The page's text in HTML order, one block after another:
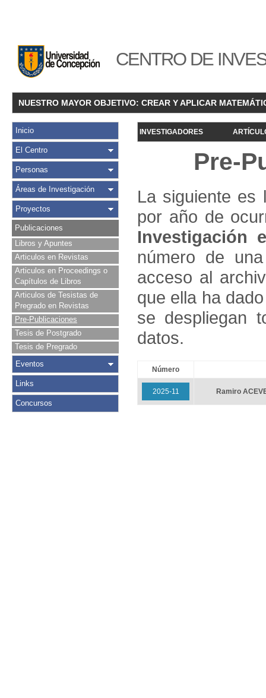
CENTRO DE
NUESTRO MAYOR OBJETIVO: CREAR Y APLICAR
Inicio
El Centro
Personas
Áreas de Investigación
Proyectos
Publicaciones
Libros y Apuntes
Articulos en Revistas
Articulos en Proceedings o
Capítulos de Libros
Articulos de Tesistas de
Pregrado en Revistas
Pre-Publicaciones
Tesis de Postgrado
Tesis de Pregrado
Eventos
Links
Concursos
INVESTIGADORES
Pre-
La siguiente es
por año de
Investigación
número de
acceso al
que ella ha
se despliegan
datos.
Número
2025-11 Ramiro